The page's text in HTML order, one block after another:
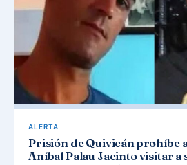
ALERTA
Prisión de Quivicán prohíbe
Aníbal Palau Jacinto visitar a